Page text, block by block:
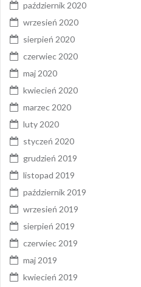
październik 2020
wrzesień 2020
sierpień 2020
czerwiec 2020
maj 2020
kwiecień 2020
marzec 2020
luty 2020
styczeń 2020
grudzień 2019
listopad 2019
październik 2019
wrzesień 2019
sierpień 2019
czerwiec 2019
maj 2019
kwiecień 2019